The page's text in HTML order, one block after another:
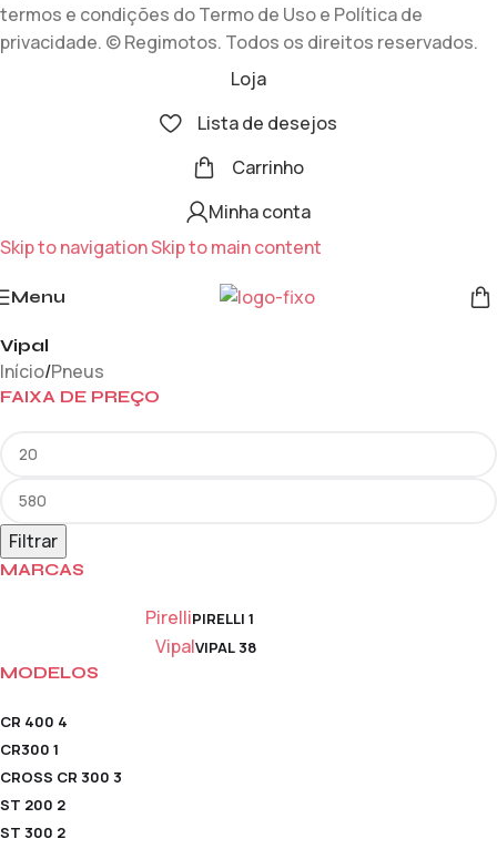
termos e condições do Termo de Uso e Política de
privacidade. © Regimotos. Todos os direitos reservados.
Loja
Lista de desejos
Carrinho
Minha conta
Skip to navigationSkip to main content
Menu
Vipal
Início/Pneus
FAIXA DE PREÇO
Filtrar
MARCAS
PirelliPIRELLI 1
VipalVIPAL 38
MODELOS
CR 400 4
CR300 1
CROSS CR 300 3
ST 200 2
ST 300 2